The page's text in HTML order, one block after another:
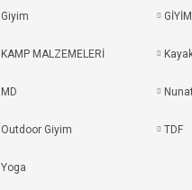
Giyim GİYİM
KAMP MALZEMELERİ
MD
Outdoor Giyim TDF
Yoga